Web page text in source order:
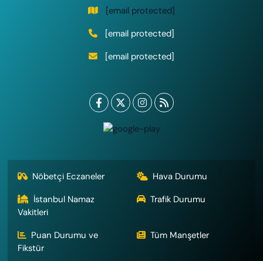
[email protected]
[email protected]
[email protected]
Nöbetçi Eczaneler
Hava Durumu
İstanbul Namaz
Vakitleri
Trafik Durumu
Puan Durumu ve
Fikstür
Tüm Manşetler